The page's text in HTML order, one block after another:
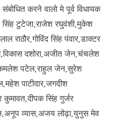
संबोधित करने वालो मे पूर्व विधायक
सिंह टुटेजा,राजेश रघुवंशी,मुकेश
राठौर,गोविंद सिंह पंवार,डाक्टर
दशोरा,अजीत जेन,चंचलेश
पटेल,राहुल जेन,सुरेश
पाटीदार,जगदीश
कुमावत,दीपक सिंह गुर्जर
व्यास,अजय लोढ़ा,युनुस मेव